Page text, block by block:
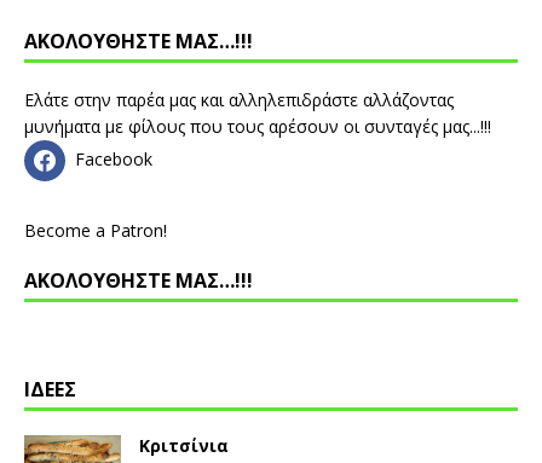
ΑΚΟΛΟΥΘΗΣΤΕ ΜΑΣ…!!!
Ελάτε στην παρέα μας και αλληλεπιδράστε αλλάζοντας
μυνήματα με φίλους που τους αρέσουν οι συνταγές μας...!!!
Facebook
Become a Patron!
ΑΚΟΛΟΥΘΗΣΤΕ ΜΑΣ…!!!
ΙΔΕΕΣ
Κριτσίνια